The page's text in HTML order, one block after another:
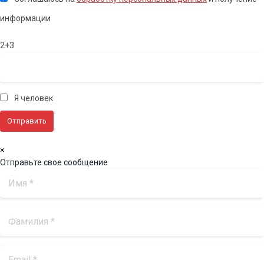
информации
2+3
Я человек
×
Отправьте свое сообщение